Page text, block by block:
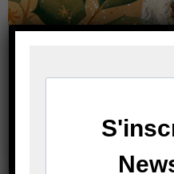
retourner avant le 7
En savoir plus